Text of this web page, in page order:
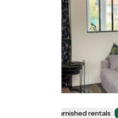
Lodgings and furnished rentals